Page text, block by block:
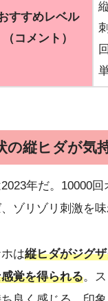
すすめレベル
（コメント）
の縦ヒダが気
年だ。10000
ゾリゾリ刺激を
は縦ヒダがジグ
覚を得られる。